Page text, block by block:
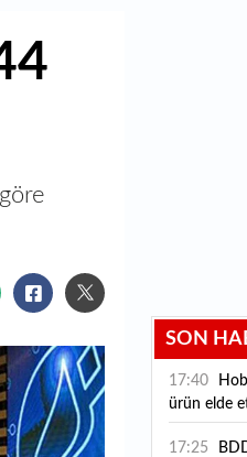
SON
17:40
ürün elde
17:25